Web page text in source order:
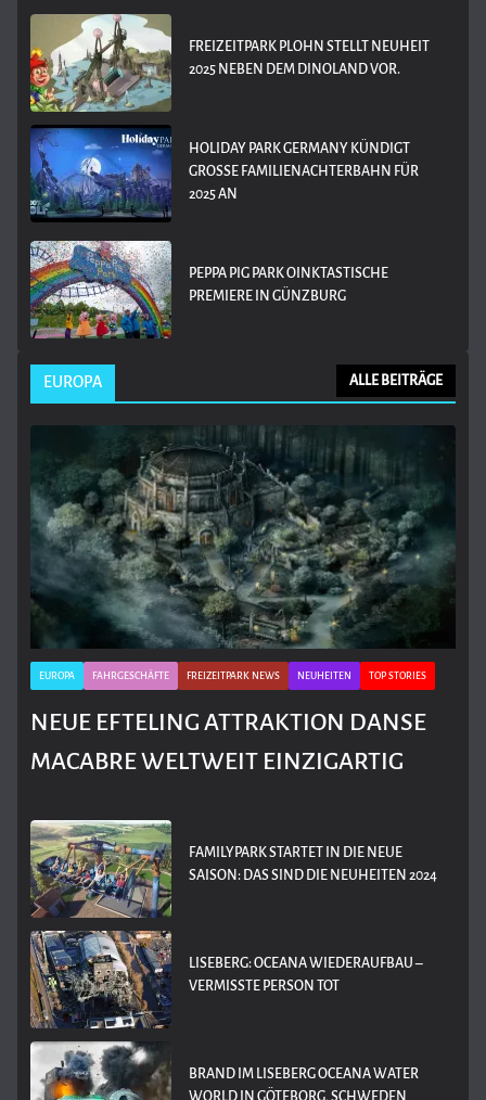
FREIZEITPARK PLOHN STELLT NEUHEIT
2025 NEBEN DEM DINOLAND VOR.
HOLIDAY PARK GERMANY KÜNDIGT
GROSSE FAMILIENACHTERBAHN FÜR 2
025 AN
PEPPA PIG PARK OINKTASTISCHE
PREMIERE IN GÜNZBURG
EUROPA ALLE BEITRÄGE
EUROPA FAHRGESCHÄFTE FREIZEITPARK NEWS NEUHEITEN TOP STORIES
NEUE EFTELING ATTRAKTION DANSE
MACABRE WELTWEIT EINZIGARTIG
FAMILYPARK STARTET IN DIE NEUE
SAISON: DAS SIND DIE NEUHEITEN 2024
LISEBERG: OCEANA WIEDERAUFBAU –
VERMISSTE PERSON TOT
BRAND IM LISEBERG OCEANA WATER